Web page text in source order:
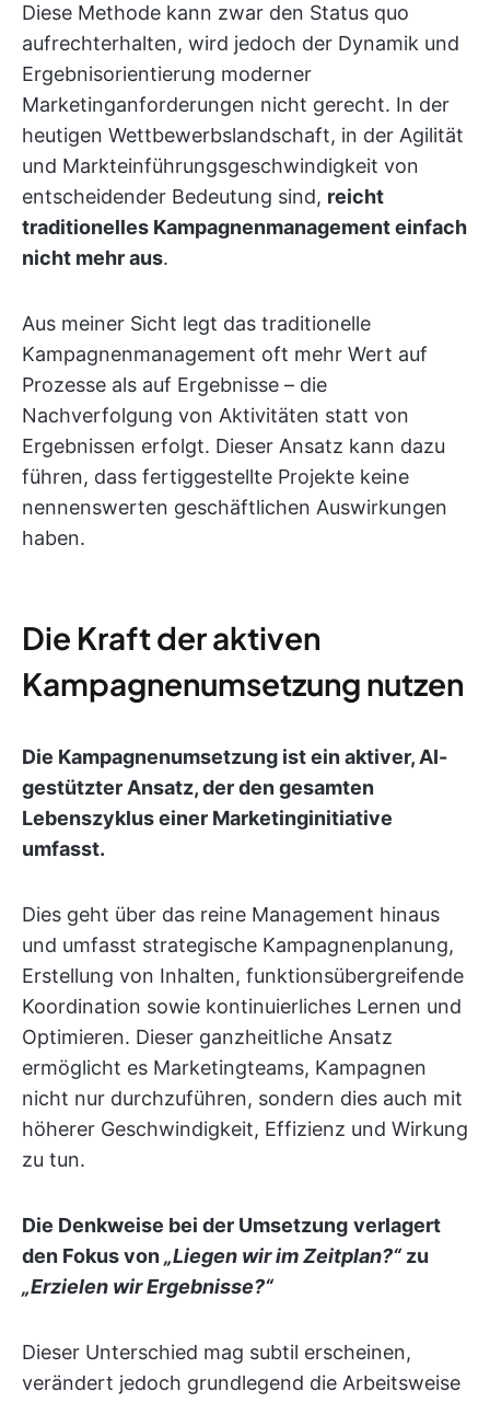
Diese Methode kann zwar den Status quo
aufrechterhalten, wird jedoch der Dynamik und
Ergebnisorientierung moderner
Marketinganforderungen nicht gerecht. In der
heutigen Wettbewerbslandschaft, in der Agilität
und Markteinführungsgeschwindigkeit von
entscheidender Bedeutung sind, reicht
traditionelles Kampagnenmanagement einfach
nicht mehr aus.
Aus meiner Sicht legt das traditionelle
Kampagnenmanagement oft mehr Wert auf
Prozesse als auf Ergebnisse – die
Nachverfolgung von Aktivitäten statt von
Ergebnissen erfolgt. Dieser Ansatz kann dazu
führen, dass fertiggestellte Projekte keine
nennenswerten geschäftlichen Auswirkungen
haben.
Die Kraft der aktiven
Kampagnenumsetzung nutzen
Die Kampagnenumsetzung ist ein aktiver, AI-
gestützter Ansatz, der den gesamten
Lebenszyklus einer Marketinginitiative
umfasst.
Dies geht über das reine Management hinaus
und umfasst strategische Kampagnenplanung,
Erstellung von Inhalten, funktionsübergreifende
Koordination sowie kontinuierliches Lernen und
Optimieren. Dieser ganzheitliche Ansatz
ermöglicht es Marketingteams, Kampagnen
nicht nur durchzuführen, sondern dies auch mit
höherer Geschwindigkeit, Effizienz und Wirkung
zu tun.
Die Denkweise bei der Umsetzung verlagert
den Fokus von„Liegen wir im Zeitplan?“zu
„Erzielen wir Ergebnisse?“
Dieser Unterschied mag subtil erscheinen,
verändert jedoch grundlegend die Arbeitsweise